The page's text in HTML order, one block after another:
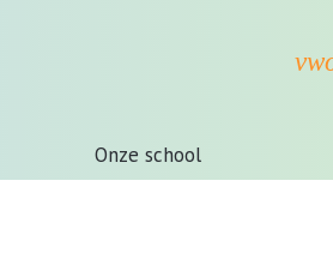
Onze school